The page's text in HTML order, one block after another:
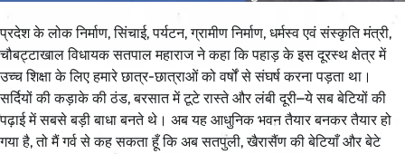
प्रदेश के लोक निर्माण, सिंचाई, पर्यटन, ग्रामीण निर्माण, धर्मस्व एवं संस्कृति मंत्री,
चौबट्टाखाल विधायक सतपाल महाराज ने कहा कि पहाड़ के इस दूरस्थ क्षेत्र में
उच्च शिक्षा के लिए हमारे छात्र-छात्राओं को वर्षों से संघर्ष करना पड़ता था।
सर्दियों की कड़ाके की ठंड, बरसात में टूटे रास्ते और लंबी दूरी–ये सब बेटियों की
पढ़ाई में सबसे बड़ी बाधा बनते थे। अब यह आधुनिक भवन तैयार बनकर तैयार हो
गया है, तो मैं गर्व से कह सकता हूँ कि अब सतपुली, खैरासैंण की बेटियाँ और बेटे